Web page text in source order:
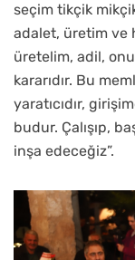
seçim tikçik
adalet, üretim ve
üretelim, adil,
kararıdır. Bu
yaratıcıdır,
budur. Çalışıp,
inşa edeceğiz”.